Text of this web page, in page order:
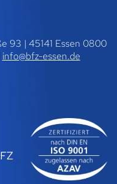
93 | 45141 Essen 0800
info@bfz-essen.de